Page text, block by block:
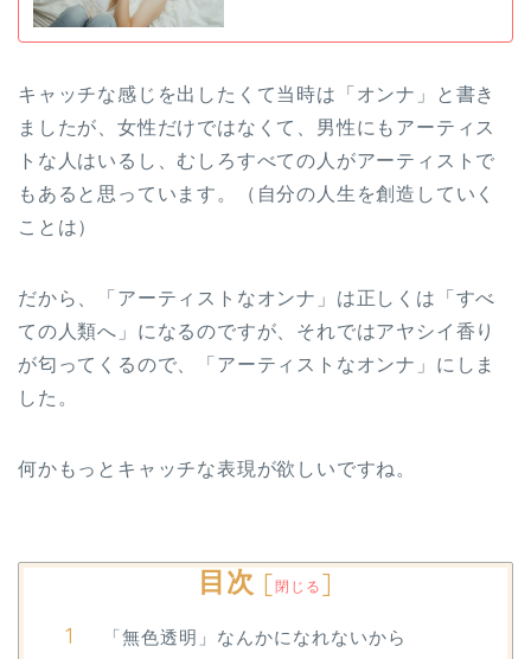
キャッチな感じを出したくて当時は「オンナ」と書き
ましたが、女性だけではなくて、男性にもアーティス
トな人はいるし、むしろすべての人がアーティストで
もあると思っています。（自分の人生を創造していく
ことは）
だから、「アーティストなオンナ」は正しくは「すべ
ての人類へ」になるのですが、それではアヤシイ香り
が匂ってくるので、「アーティストなオンナ」にしま
した。
何かもっとキャッチな表現が欲しいですね。
目次 [ 閉じる ]
「無色透明」なんかになれないから